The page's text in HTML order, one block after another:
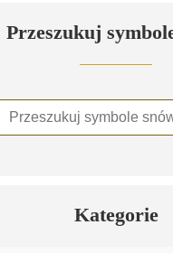
Przeszukuj
Kategorie